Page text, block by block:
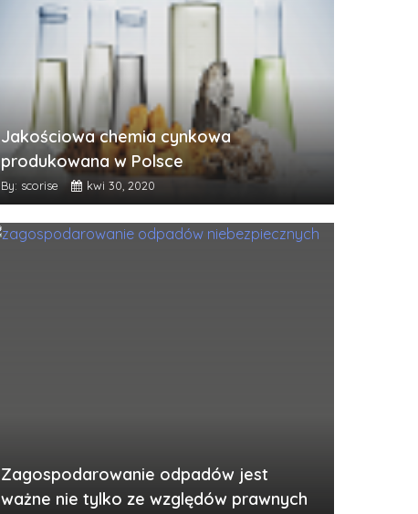
Jakościowa chemia cynkowa
produkowana w Polsce
By: scorise kwi 30, 2020
Zagospodarowanie odpadów jest
ważne nie tylko ze względów prawnych